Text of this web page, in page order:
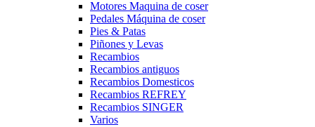
Motores Maquina de coser
Pedales Máquina de coser
Pies & Patas
Piñones y Levas
Recambios
Recambios antiguos
Recambios Domesticos
Recambios REFREY
Recambios SINGER
Varios